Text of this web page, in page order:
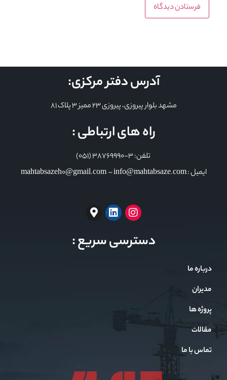
آدرس دفتر مرکزی:
مشهد بلوار پیروزی، پیروزی 23 ممیز 3 پلاک 81
راه های ارتباطی :
تلفن: 3-38769990 (051)
ایمیل : mahtabsazeh0@gmail.com – info@mahtabsaze.com
دسترسی سریع :
درباره ما
مدیران
پروژه ها
مقالات
تماس با ما